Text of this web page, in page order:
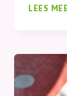
LEES